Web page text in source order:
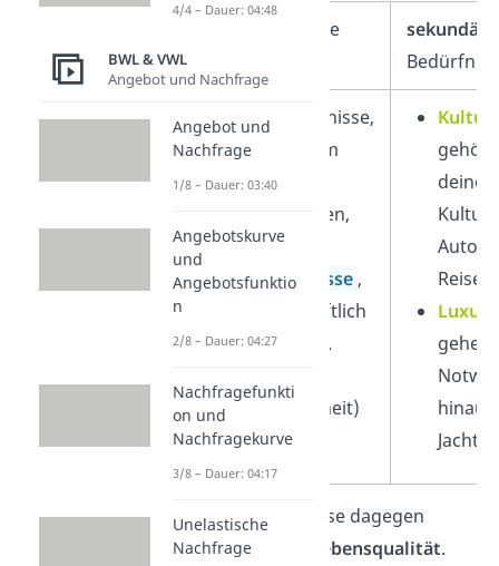
Bedürfnisse
sekundäre
Existenzbedürfnisse,
erhalten dich am
Leben (z. B.
Nahrung, Trinken,
Kleidung)
Grundbedürfnisse ,
sind gesellschaftlich
notwendig (z. B.
Sicherheit, Freiheit)
Kultur
Auto,
Luxus
gehen
hinaus
Jacht,
SekundäreBedürfnisse dagegen
erhöhennur deine Lebensqualität.
4/4 – Dauer: 04:48
BWL & VWL
Angebot und Nachfrage
Angebot und
Nachfrage
1/8 – Dauer: 03:40
Angebotskurve
und
Angebotsfunktio
n
2/8 – Dauer: 04:27
Nachfragefunkti
on und
Nachfragekurve
3/8 – Dauer: 04:17
Unelastische
Nachfrage